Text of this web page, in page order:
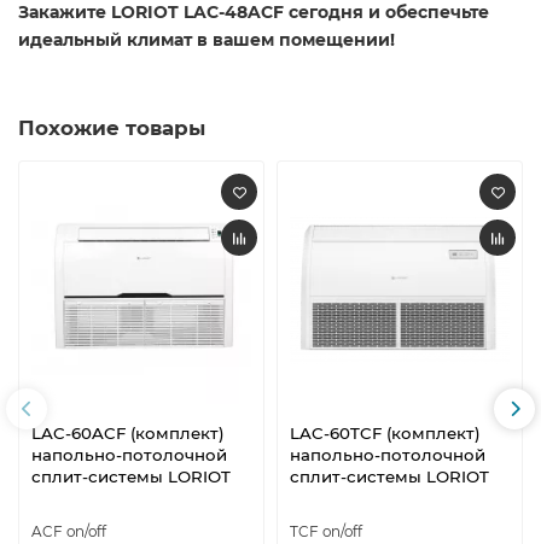
Закажите LORIOT LAC-48ACF сегодня и обеспечьте
идеальный климат в вашем помещении!
Похожие товары
LAC-60ACF (комплект)
напольно-потолочной
сплит-системы LORIOT
ACF on/off
LAC-60TCF (комплект)
напольно-потолочной
сплит-системы LORIOT
TCF on/off